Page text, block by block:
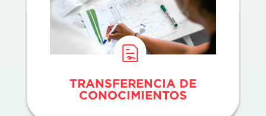
TRANSFERENCIA DE
CONOCIMIENTOS